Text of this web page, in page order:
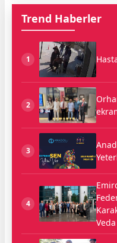
Trend Haberler
1
2
3
4